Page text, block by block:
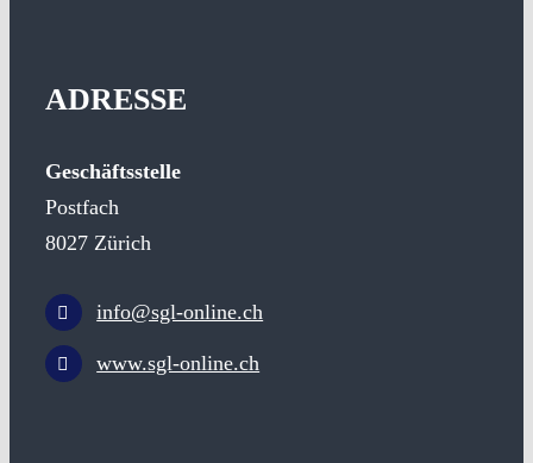
ADRESSE
Geschäftsstelle
Postfach
8027 Zürich
info@sgl-online.ch
www.sgl-online.ch